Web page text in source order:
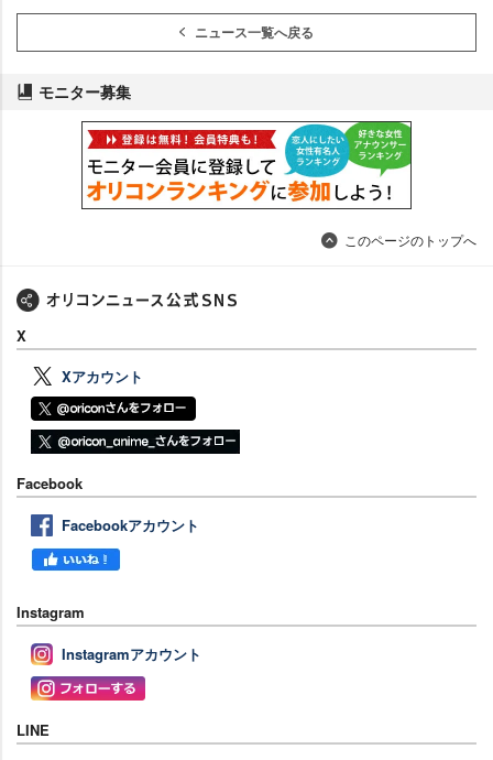
ニュース一覧へ戻る
モニター募集
このページのトップへ
X
Xアカウント
Facebook
Facebookアカウント
Instagram
Instagramアカウント
LINE